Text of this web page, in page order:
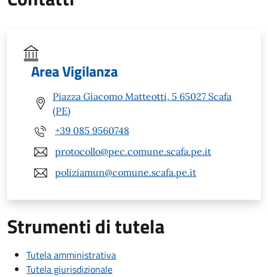
Area Vigilanza
Piazza Giacomo Matteotti, 5 65027 Scafa
(PE)
+39 085 9560748
protocollo@pec.comune.scafa.pe.it
poliziamun@comune.scafa.pe.it
Strumenti di tutela
Tutela amministrativa
Tutela giurisdizionale